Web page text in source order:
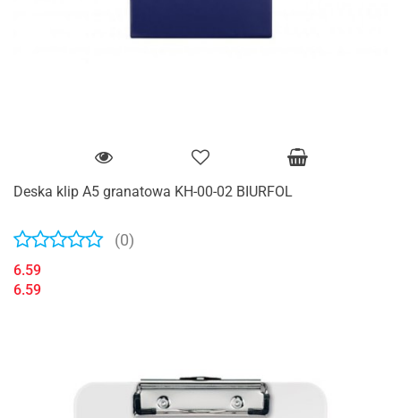
Deska klip A5 granatowa KH-00-02 BIURFOL
(0)
6.59
6.59